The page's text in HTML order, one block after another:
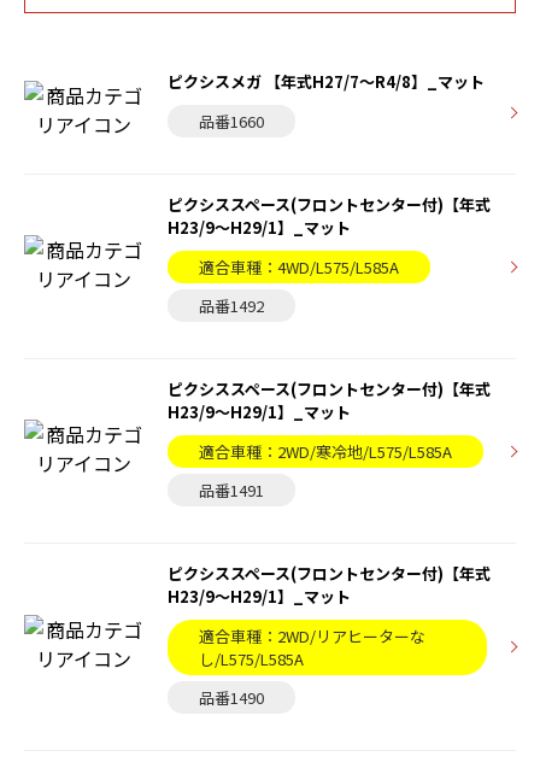
ピクシスメガ 【年式H27/7～R4/8】_マット
品番1660
ピクシススペース(フロントセンター付)【年式
H23/9～H29/1】_マット
適合車種：4WD/L575/L585A
品番1492
ピクシススペース(フロントセンター付)【年式
H23/9～H29/1】_マット
適合車種：2WD/寒冷地/L575/L585A
品番1491
ピクシススペース(フロントセンター付)【年式
H23/9～H29/1】_マット
適合車種：2WD/リアヒーターな
し/L575/L585A
品番1490